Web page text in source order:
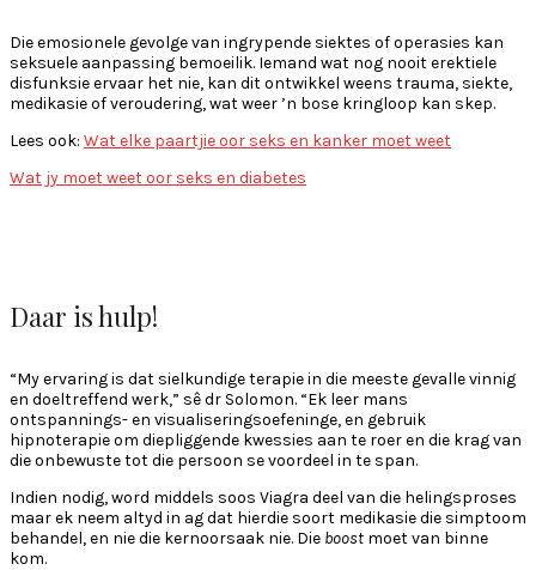
Die emosionele gevolge van ingrypende siektes of operasies kan
seksuele aanpassing bemoeilik. Iemand wat nog nooit erektiele
disfunksie ervaar het nie, kan dit ontwikkel weens trauma, siekte,
medikasie of veroudering, wat weer ’n bose kringloop kan skep.
Lees ook: Wat elke paartjie oor seks en kanker moet weet
Wat jy moet weet oor seks en diabetes
Daar is hulp!
“My ervaring is dat sielkundige terapie in die meeste gevalle vinnig
en doeltreffend werk,” sê dr Solomon. “Ek leer mans
ontspannings- en visualiseringsoefeninge, en gebruik
hipnoterapie om diepliggende kwessies aan te roer en die krag van
die onbewuste tot die persoon se voordeel in te span.
Indien nodig, word middels soos Viagra deel van die helingsproses
maar ek neem altyd in ag dat hierdie soort medikasie die simptoom
behandel, en nie die kernoorsaak nie. Die boost moet van binne
kom.